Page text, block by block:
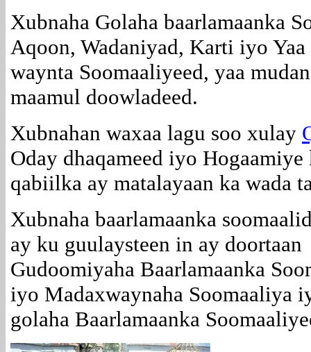
Xubnaha Golaha baarlamaanka
Aqoon, Wadaniyad, Karti iyo
waynta Soomaaliyeed, yaa
maamul doowladeed.
Xubnahan waxaa lagu soo xulay
Oday dhaqameed iyo
qabiilka ay matalayaan ka wada
Xubnaha baarlamaanka
ay ku guulaysteen in ay doortaan
Gudoomiyaha Baarlamaanka
iyo Madaxwaynaha Soomaaliya
golaha Baarlamaanka